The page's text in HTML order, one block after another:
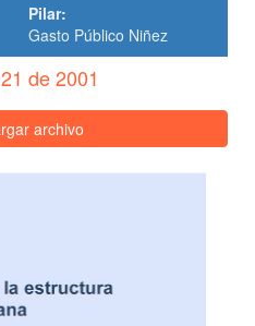
Pilar:
Gasto Público Niñez
de 2001
archivo